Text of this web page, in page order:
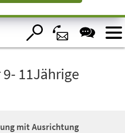
11Jährige
mit Ausrichtung